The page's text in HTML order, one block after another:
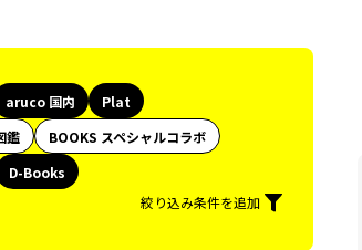
aruco 国内
Plat
鑑
BOOKS スペシャルコラボ
D-Books
絞り込み条件を追加